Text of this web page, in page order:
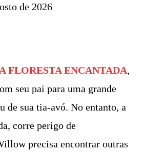
de 2026
FLORESTA ENCANTADA,
seu pai para uma grande
de sua tia-avó. No entanto, a
corre perigo de
precisa encontrar outras